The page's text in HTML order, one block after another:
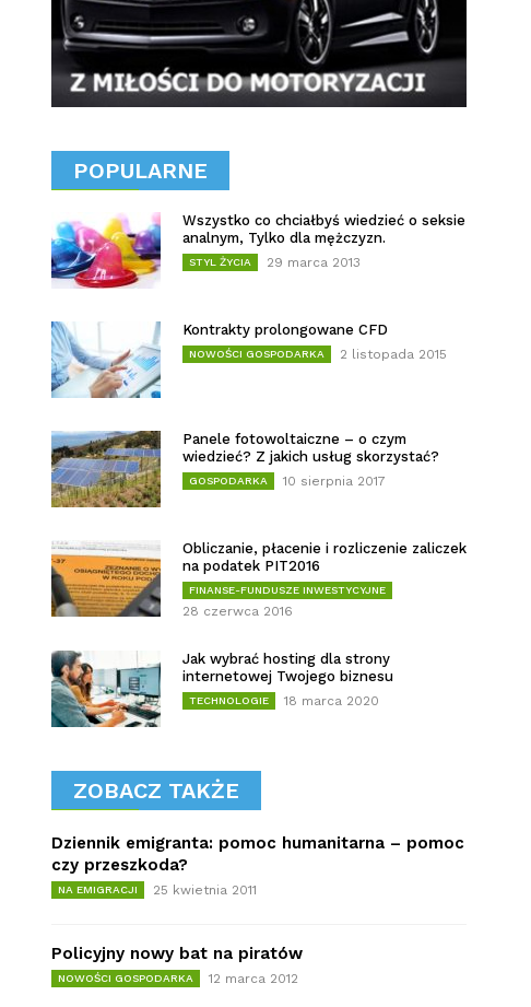
POPULARNE
Wszystko co chciałbyś wiedzieć o seksie
analnym, Tylko dla mężczyzn.
STYL ŻYCIA 29 marca 2013
Kontrakty prolongowane CFD
NOWOŚCI GOSPODARKA 2 listopada 2015
Panele fotowoltaiczne – o czym
wiedzieć? Z jakich usług skorzystać?
GOSPODARKA 10 sierpnia 2017
Obliczanie, płacenie i rozliczenie zaliczek
na podatek PIT2016
FINANSE-FUNDUSZE INWESTYCYJNE
28 czerwca 2016
Jak wybrać hosting dla strony
internetowej Twojego biznesu
TECHNOLOGIE 18 marca 2020
ZOBACZ TAKŻE
Dziennik emigranta: pomoc humanitarna – pomoc
czy przeszkoda?
NA EMIGRACJI 25 kwietnia 2011
Policyjny nowy bat na piratów
NOWOŚCI GOSPODARKA 12 marca 2012